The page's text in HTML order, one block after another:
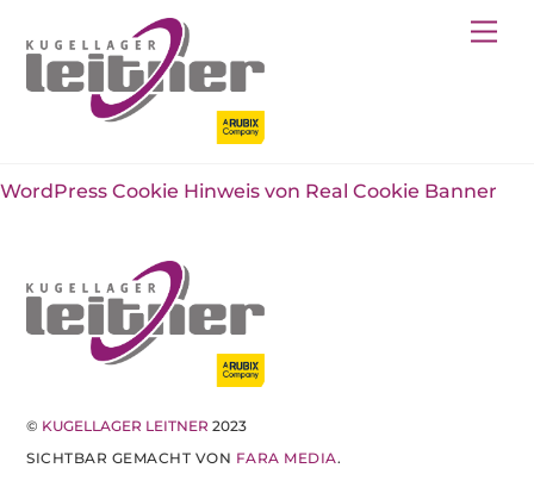
content
WordPress Cookie Hinweis von Real Cookie Banner
© KUGELLAGER LEITNER 2023
SICHTBAR GEMACHT VON FARA MEDIA.